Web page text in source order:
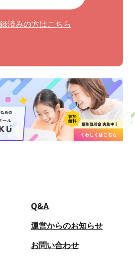
済みの方はこちら
Q&A
運営からのお知らせ
お問い合わせ